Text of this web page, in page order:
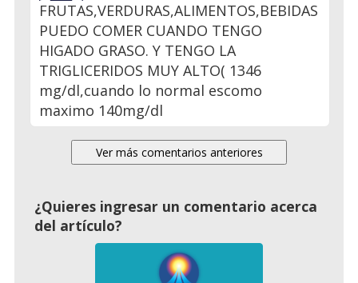
FRUTAS,VERDURAS,ALIMENTOS,BEBIDAS
PUEDO COMER CUANDO TENGO
HIGADO GRASO. Y TENGO LA
TRIGLICERIDOS MUY ALTO( 1346
mg/dl,cuando lo normal escomo
maximo 140mg/dl
¿Quieres ingresar un comentario acerca
del artículo?